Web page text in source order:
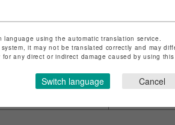
シェアする
using the automatic translation service.
it may not be translated correctly and may
any direct or indirect damage caused by using
Switch language Cancel